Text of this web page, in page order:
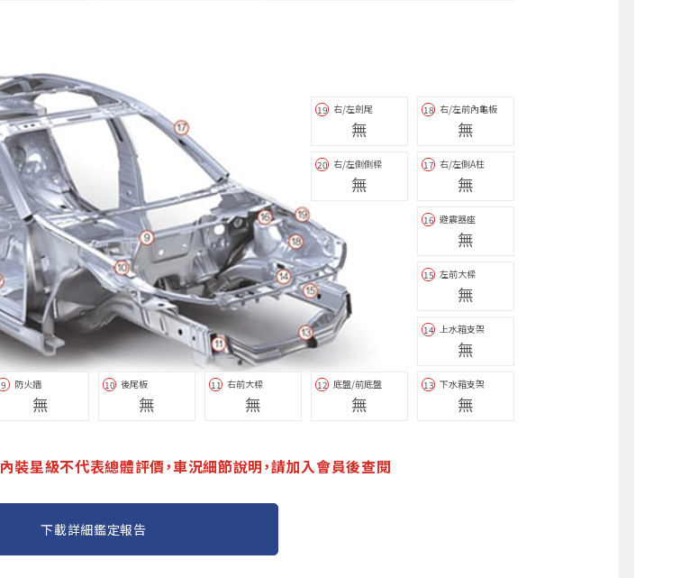
9 防火牆
無
10 後尾板
無
11 右前大樑
無
12 底盤/前底盤
無
13 下水箱支架
無
14 上水箱支架
無
15 左前大樑
無
16 避震器座
無
17 右/左側A柱
無
18 右/左前內龜板
無
19 右/左劍尾
無
20 右/左側側樑
無
裝星級不代表總體評價，車況細節說明，請加入會員後查閱
下載詳細鑑定報告